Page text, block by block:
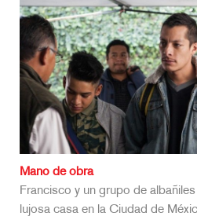
Mano de obra
Francisco y un grupo de
lujosa casa en la Ciudad de